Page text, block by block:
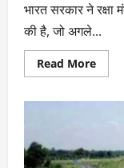
भारत सरकार ने
की है, जो अगले...
Read More